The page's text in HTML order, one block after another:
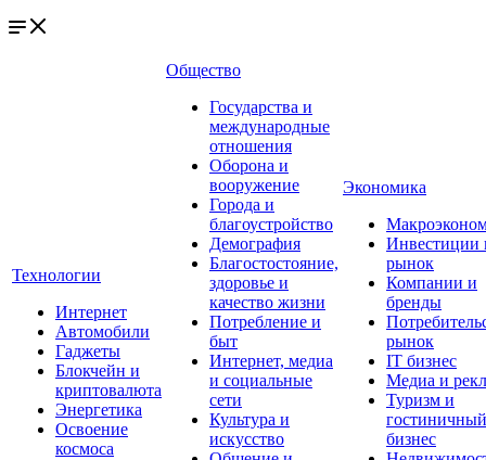
Технологии
Интернет
Автомобили
Гаджеты
Блокчейн и
криптовалюта
Энергетика
Освоение
космоса
Общество
Государства и
международные
отношения
Оборона и
вооружение
Города и
благоустройство
Демография
Благостостояние,
здоровье и
качество жизни
Потребление и
быт
Интернет, медиа
и социальные
сети
Культура и
искусство
Экономика
Инвестиции
рынок
Компании и
бренды
рынок
IT бизнес
Медиа и
Туризм и
гостиничный
бизнес